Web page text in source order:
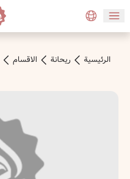
الرئیسیة ريحانة الاقسام